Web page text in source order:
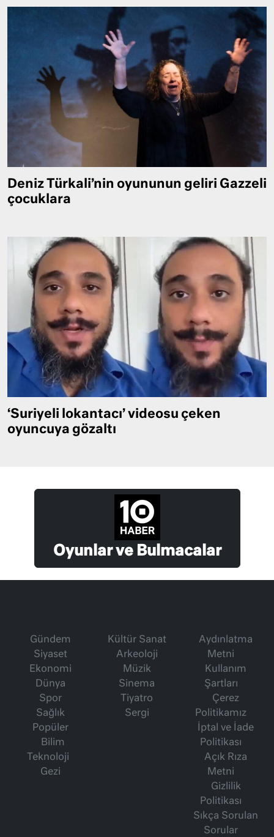
Deniz Türkali’nin oyununun geliri Gazzeli
çocuklara
‘Suriyeli lokantacı’ videosu çeken
oyuncuya gözaltı
Oyunlar ve Bulmacalar
Gündem
Siyaset
Ekonomi
Dünya
Spor
Sağlık
Popüler
Bilim
Teknoloji
Gezi
Kültür Sanat
Arkeoloji
Müzik
Sinema
Tiyatro
Sergi
Aydınlatma
Metni
Kullanım
Şartları
Çerez
Politikamız
İptal ve İade
Politikası
Açık Rıza
Metni
Gizlilik
Politikası
Sıkça Sorulan
Sorular